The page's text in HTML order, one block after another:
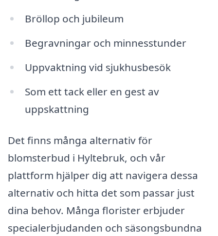
Bröllop och jubileum
Begravningar och minnesstunder
Uppvaktning vid sjukhusbesök
Som ett tack eller en gest av
uppskattning
Det finns många alternativ för
blomsterbud i Hyltebruk, och vår
plattform hjälper dig att navigera dessa
alternativ och hitta det som passar just
dina behov. Många florister erbjuder
specialerbjudanden och säsongsbundna